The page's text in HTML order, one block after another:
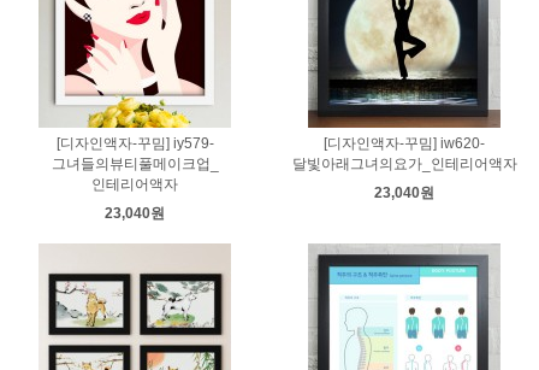
[디자인액자-꾸밈] iy579-
그녀들의뷰티풀메이크업_
인테리어액자
23,040원
[디자인액자-꾸밈] iw620-
달빛아래그녀의요가_인테리어액자
23,040원